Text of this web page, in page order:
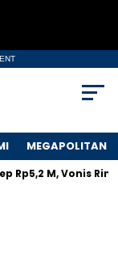
MEGAPOLITAN
M, Vonis